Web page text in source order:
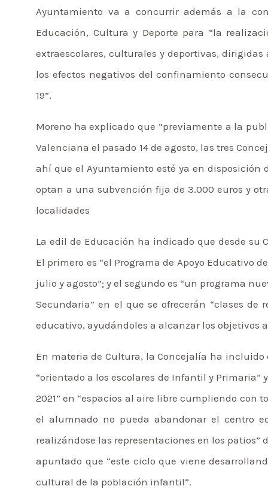
Ayuntamiento va a concurrir además a la
Educación, Cultura y Deporte para “la
extraescolares, culturales y deportivas,
los efectos negativos del confinamiento
19”.
Moreno ha explicado que “previamente a la
Valenciana el pasado 14 de agosto, las tres
ahí que el Ayuntamiento esté ya en
optan a una subvención fija de 3.000 euros y
localidades
La edil de Educación ha indicado que desde su
El primero es “el Programa de Apoyo Educativo
julio y agosto”; y el segundo es “un programa
Secundaria” en el que se ofrecerán “clases de
educativo, ayudándoles a alcanzar los objetivos
En materia de Cultura, la Concejalía ha incluido
“orientado a los escolares de Infantil y Primaria”
2021” en “espacios al aire libre cumpliendo con
el alumnado no pueda abandonar el centro
realizándose las representaciones en los patios”
apuntado que “este ciclo que viene
cultural de la población infantil”.